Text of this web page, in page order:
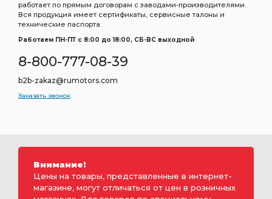
работает по прямым договорам с заводами-производителями.
Вся продукция имеет сертификаты, сервисные талоны и
технические паспорта.
Работаем ПН-ПТ c 8:00 до 18:00, СБ-ВС выходной
8-800-777-08-39
b2b-zakaz@rumotors.com
Заказать звонок
Внимание!
Цены на товары, представленные в интернет-
магазине, могут отличаться от цен в розничных